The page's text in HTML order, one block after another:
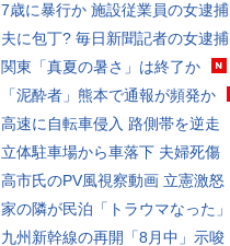
7歳に暴行か 施設従業員の女逮捕
夫に包丁? 毎日新聞記者の女逮捕
関東「真夏の暑さ」は終了か
「泥酔者」熊本で通報が頻発か
高速に自転車侵入 路側帯を逆走
立体駐車場から車落下 夫婦死傷
高市氏のPV風視察動画 立憲激怒
家の隣が民泊「トラウマなった」
九州新幹線の再開「8月中」示唆